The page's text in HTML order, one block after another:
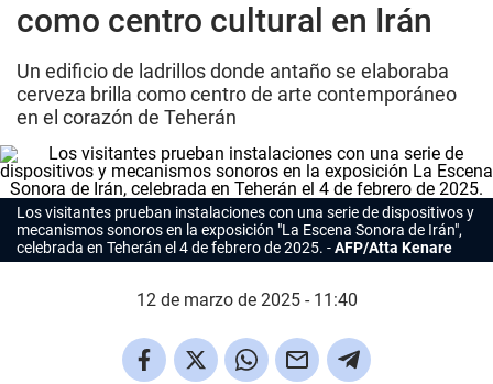
como centro cultural en Irán
Un edificio de ladrillos donde antaño se elaboraba
cerveza brilla como centro de arte contemporáneo
en el corazón de Teherán
Los visitantes prueban instalaciones con una serie de dispositivos y
mecanismos sonoros en la exposición "La Escena Sonora de Irán",
celebrada en Teherán el 4 de febrero de 2025.
AFP/Atta Kenare
12 de marzo de 2025 - 11:40